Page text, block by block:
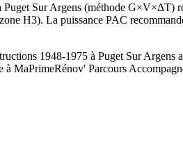
Sur Argens (méthode
H3). La puissance PAC
1948-1975 à Puget Sur
MaPrimeRénov' Parcours